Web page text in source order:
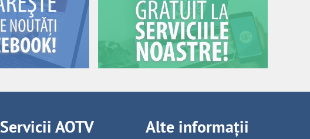
Servicii AOTV Alte informații